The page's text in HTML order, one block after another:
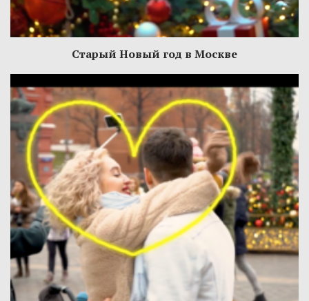
Старый Новый год в Москве